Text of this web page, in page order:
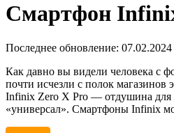
Смартфон
Последнее обновление:
Как давно вы видели человека с
почти исчезли с полок
Infinix Zero X Pro — отдушина для
«универсал». Смартфоны Infinix